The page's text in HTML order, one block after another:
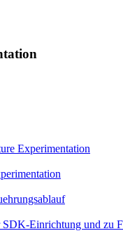
Experimentation
Einrichtung und zu